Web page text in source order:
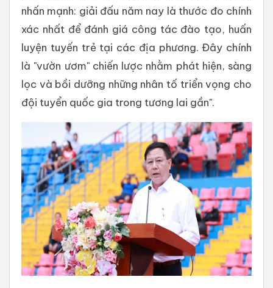
nhấn mạnh: giải đấu năm nay là thước đo chính
xác nhất để đánh giá công tác đào tạo, huấn
luyện tuyến trẻ tại các địa phương. Đây chính
là "vườn ươm" chiến lược nhằm phát hiện, sàng
lọc và bồi dưỡng những nhân tố triển vọng cho
đội tuyển quốc gia trong tương lai gần".